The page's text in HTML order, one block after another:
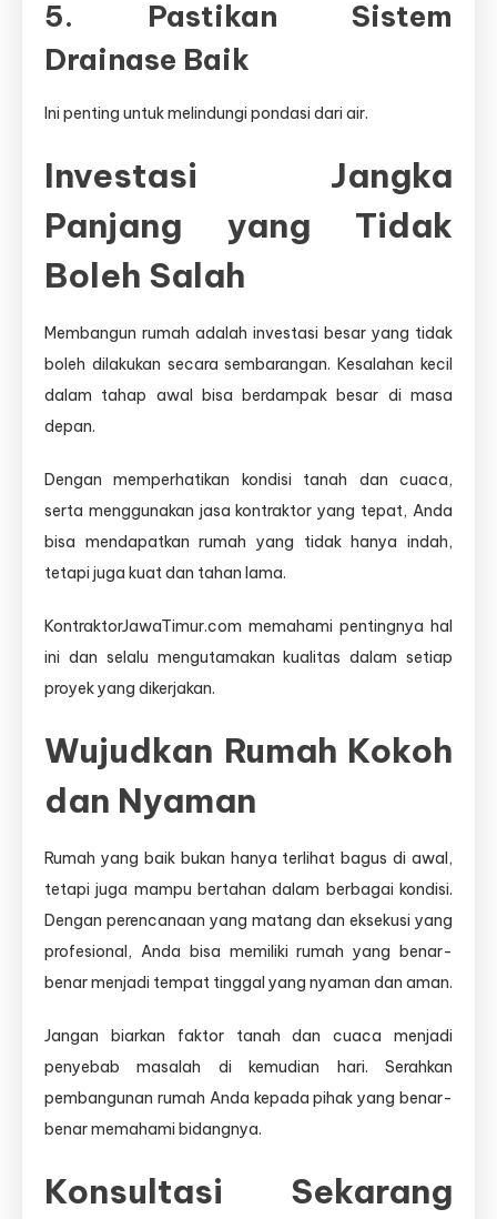
5. Pastikan Sistem
Drainase Baik
Ini penting untuk melindungi pondasi dari air.
Investasi Jangka
Panjang yang Tidak
Boleh Salah
Membangun rumah adalah investasi besar yang tidak
boleh dilakukan secara sembarangan. Kesalahan kecil
dalam tahap awal bisa berdampak besar di masa
depan.
Dengan memperhatikan kondisi tanah dan cuaca,
serta menggunakan jasa kontraktor yang tepat, Anda
bisa mendapatkan rumah yang tidak hanya indah,
tetapi juga kuat dan tahan lama.
KontraktorJawaTimur.com memahami pentingnya hal
ini dan selalu mengutamakan kualitas dalam setiap
proyek yang dikerjakan.
Wujudkan Rumah Kokoh
dan Nyaman
Rumah yang baik bukan hanya terlihat bagus di awal,
tetapi juga mampu bertahan dalam berbagai kondisi.
Dengan perencanaan yang matang dan eksekusi yang
profesional, Anda bisa memiliki rumah yang benar-
benar menjadi tempat tinggal yang nyaman dan aman.
Jangan biarkan faktor tanah dan cuaca menjadi
penyebab masalah di kemudian hari. Serahkan
pembangunan rumah Anda kepada pihak yang benar-
benar memahami bidangnya.
Konsultasi Sekarang